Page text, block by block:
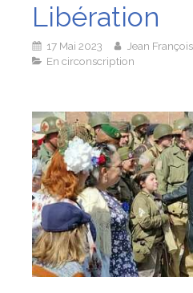
Libération
17 Mai 2023
Jean
En circonscription